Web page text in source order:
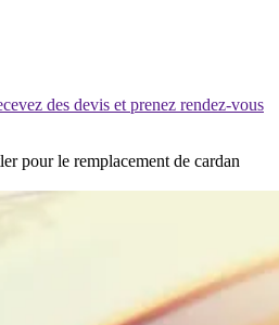
des devis et prenez rendez-vous
pour le remplacement de cardan